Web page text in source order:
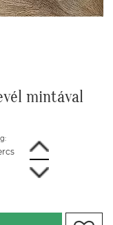
mintával